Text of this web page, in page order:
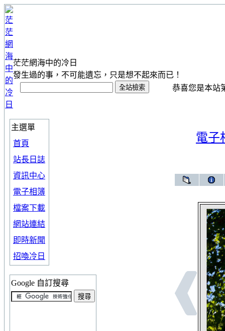
茫茫網海中的冷日
發生過的事，不可能遺忘，只是想不起來而已！
恭喜您是本站
主選單
首頁
站長日誌
資訊中心
電子相簿
檔案下載
網站連結
即時新聞
招喚冷日
Google 自訂搜尋
電子